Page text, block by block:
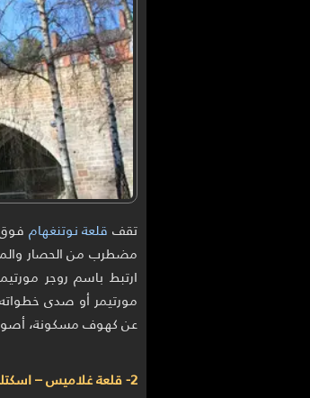
تقف قلعة نوتنغهام
مضطرب من الحصار
ارتبط باسم روجر
مورتيمر أو صدى
عن كهوف مسكونة،
2- قلعة غلاميس – اسكتلندا